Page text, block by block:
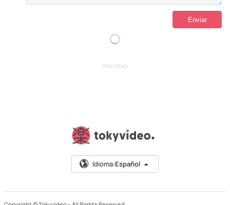
PUBLICIDAD
Idioma:Español